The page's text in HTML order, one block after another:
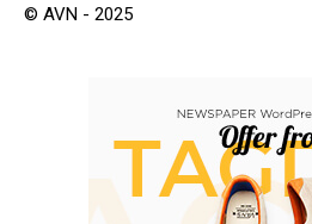
© AVN - 2025